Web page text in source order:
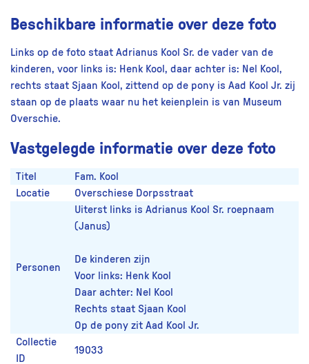
Beschikbare informatie over deze foto
Links op de foto staat Adrianus Kool Sr. de vader van de
kinderen, voor links is: Henk Kool, daar achter is: Nel Kool,
rechts staat Sjaan Kool, zittend op de pony is Aad Kool Jr. zij
staan op de plaats waar nu het keienplein is van Museum
Overschie.
Vastgelegde informatie over deze foto
Titel
Fam. Kool
Locatie
Overschiese Dorpsstraat
Personen
Uiterst links is Adrianus Kool Sr. roepnaam
(Janus)
De kinderen zijn
Voor links: Henk Kool
Daar achter: Nel Kool
Rechts staat Sjaan Kool
Op de pony zit Aad Kool Jr.
Collectie
ID
19033